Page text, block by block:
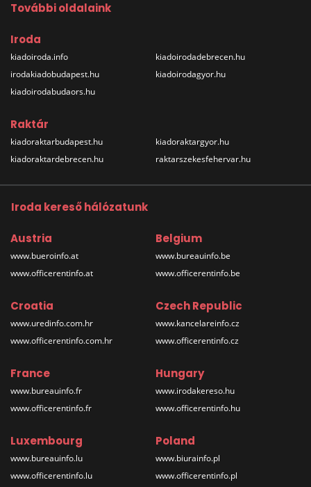
További oldalaink
Iroda
kiadoiroda.info
irodakiadobudapest.hu
kiadoirodabudaors.hu
kiadoirodadebrecen.hu
kiadoirodagyor.hu
Raktár
kiadoraktarbudapest.hu
kiadoraktardebrecen.hu
kiadoraktargyor.hu
raktarszekesfehervar.hu
Iroda kereső hálózatunk
Austria
www.bueroinfo.at
www.officerentinfo.at
Belgium
www.bureauinfo.be
www.officerentinfo.be
Croatia
www.uredinfo.com.hr
www.officerentinfo.com.hr
Czech Republic
www.kancelareinfo.cz
www.officerentinfo.cz
France
www.bureauinfo.fr
www.officerentinfo.fr
Hungary
www.irodakereso.hu
www.officerentinfo.hu
Luxembourg
www.bureauinfo.lu
www.officerentinfo.lu
Poland
www.biurainfo.pl
www.officerentinfo.pl